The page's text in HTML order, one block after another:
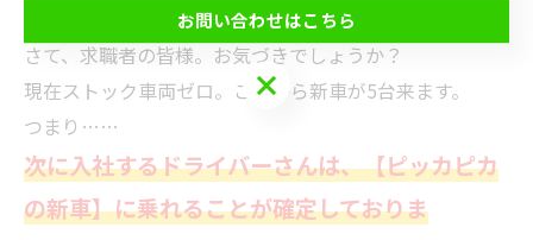
（和田会長、一生ついていきます！！😭✨）
さて、求職者の皆様。お気づきでしょうか？
現在ストック車両ゼロ。これから新車が5台来ます。
つまり……
次に入社するドライバーさんは、【ピッカピカ
の新車】に乗れることが確定しておりま
お問い合わせはこちら
お問い合わせはこちら